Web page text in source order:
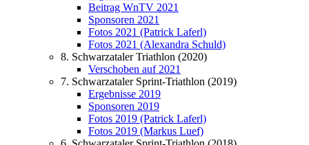
Beitrag WnTV 2021
Sponsoren 2021
Fotos 2021 (Patrick Laferl)
Fotos 2021 (Alexandra Schuld)
8. Schwarzataler Triathlon (2020)
Verschoben auf 2021
7. Schwarzataler Sprint-Triathlon (2019)
Ergebnisse 2019
Sponsoren 2019
Fotos 2019 (Patrick Laferl)
Fotos 2019 (Markus Luef)